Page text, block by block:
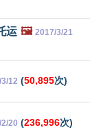
运 🖼️ 2017/3/21
12 (50,895次)
20 (236,996次)